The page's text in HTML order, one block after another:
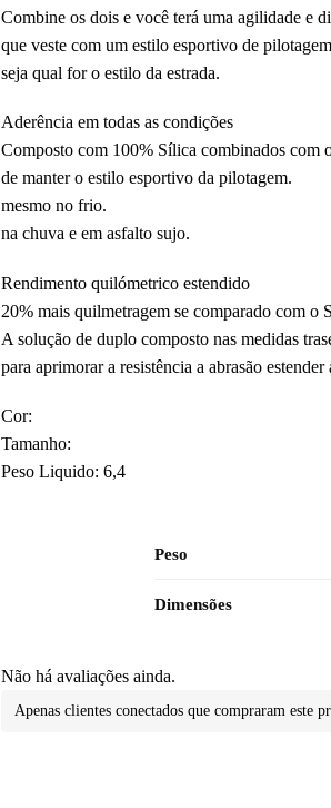
Combine os dois e você terá uma agilidade e
que veste com um estilo esportivo de
seja qual for o estilo da estrada.
Aderência em todas as condições
Composto com 100% Sílica combinados com
de manter o estilo esportivo da pilotagem.
mesmo no frio.
na chuva e em asfalto sujo.
Rendimento quilómetrico estendido
20% mais quilmetragem se comparado
A solução de duplo composto nas medidas
para aprimorar a resistência a abrasão
Cor:
Tamanho:
Peso Liquido: 6,4
Peso
Dimensões
Não há avaliações ainda.
Apenas clientes conectados que compraram este